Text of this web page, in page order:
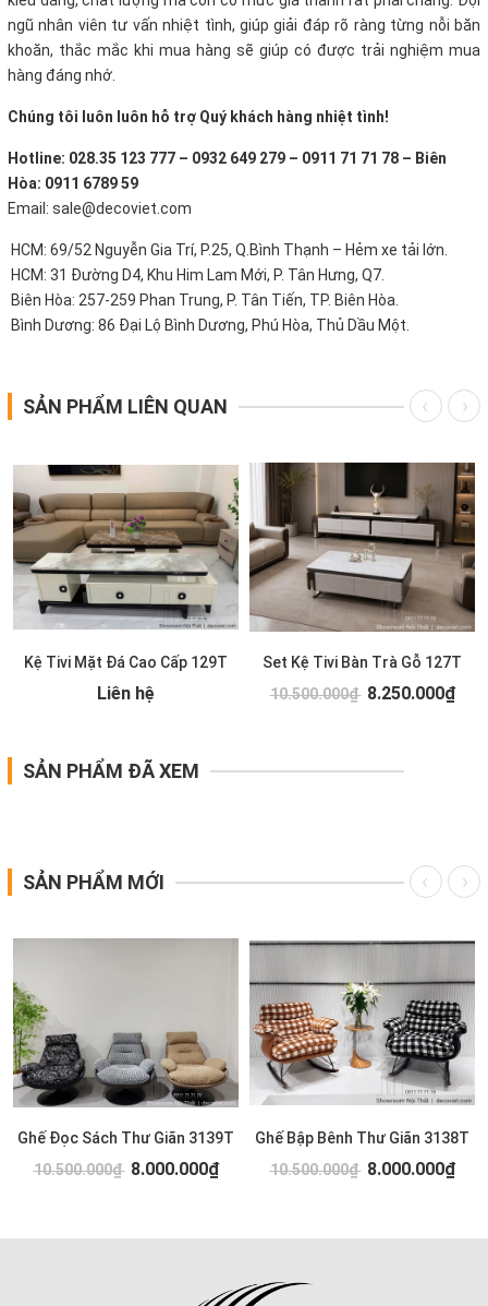
ngũ nhân viên tư vấn nhiệt tình, giúp giải đáp rõ ràng từng nỗi băn
khoăn, thắc mắc khi mua hàng sẽ giúp có được trải nghiệm mua
hàng đáng nhớ.
Chúng tôi luôn luôn hỗ trợ Quý khách hàng nhiệt tình!
Hotline: 028.35 123 777 – 0932 649 279 – 0911 71 71 78 – Biên
Hòa: 0911 6789 59
Email: sale@decoviet.com
HCM: 69/52 Nguyễn Gia Trí, P.25, Q.Bình Thạnh – Hẻm xe tải lớn.
HCM: 31 Đường D4, Khu Him Lam Mới, P. Tân Hưng, Q7.
Biên Hòa: 257-259 Phan Trung, P. Tân Tiến, TP. Biên Hòa.
Bình Dương: 86 Đại Lộ Bình Dương, Phú Hòa, Thủ Dầu Một.
SẢN PHẨM LIÊN QUAN
Kệ Tivi Mặt Đá Cao Cấp 129T
Liên hệ
Set Kệ Tivi Bàn Trà Gỗ 127T
10.500.000₫ 8.250.000₫
SẢN PHẨM ĐÃ XEM
SẢN PHẨM MỚI
Ghế Đọc Sách Thư Giãn 3139T
10.500.000₫ 8.000.000₫
Ghế Bập Bênh Thư Giãn 3138T
10.500.000₫ 8.000.000₫